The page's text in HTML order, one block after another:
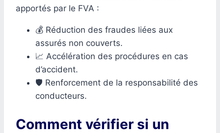
apportés par le FVA :
💰 Réduction des fraudes liées aux
assurés non couverts.
📈 Accélération des procédures en cas
d’accident.
🛡️ Renforcement de la responsabilité des
conducteurs.
Comment vérifier si un